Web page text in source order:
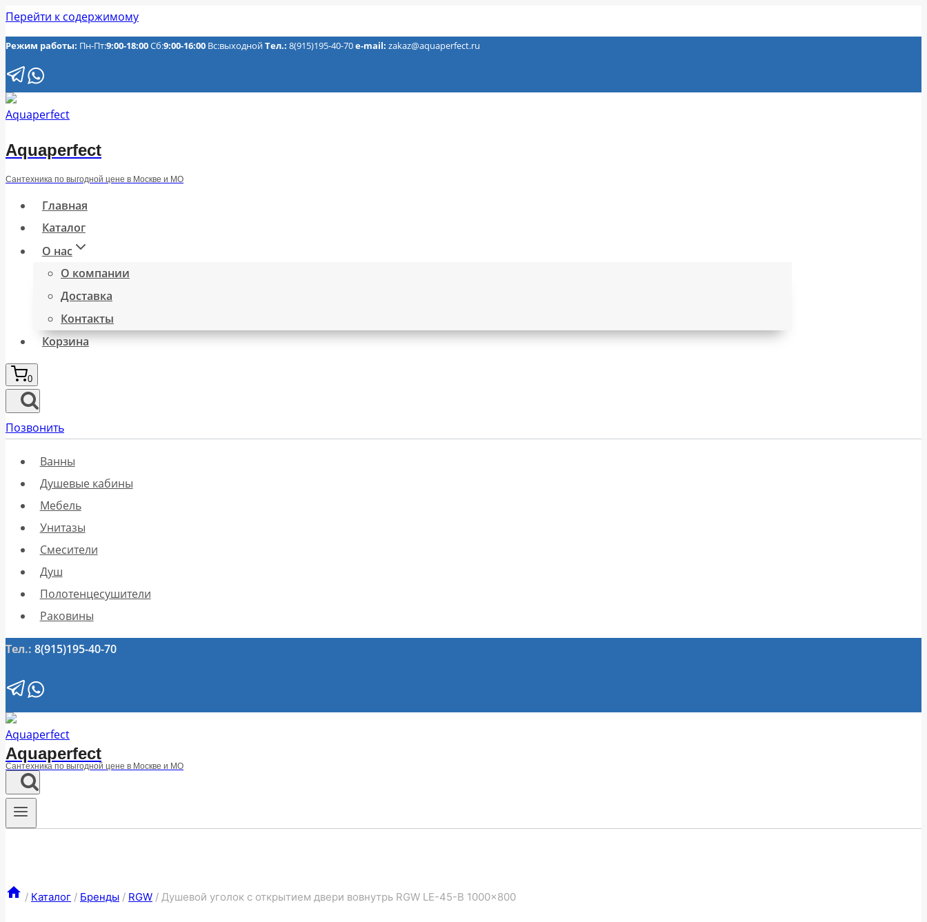
Перейти к содержимому
Режим работы: Пн-Пт:9:00-18:00Сб:9:00-16:00 Вс:выходнойТел.: 8(915)195-40-70e-mail: zakaz@aquaperfect.ru
Aquaperfect
Сантехника по выгодной цене в Москве и МО
Главная
Каталог
О нас
О компании
Доставка
Контакты
Корзина
0
Позвонить
Ванны
Душевые кабины
Мебель
Унитазы
Смесители
Душ
Полотенцесушители
Раковины
Тел.: 8(915)195-40-70
Aquaperfect
Сантехника по выгодной цене в Москве и МО
/ Каталог / Бренды / RGW / Душевой уголок с открытием двери вовнутрь RGW LE-45-B 1000×800